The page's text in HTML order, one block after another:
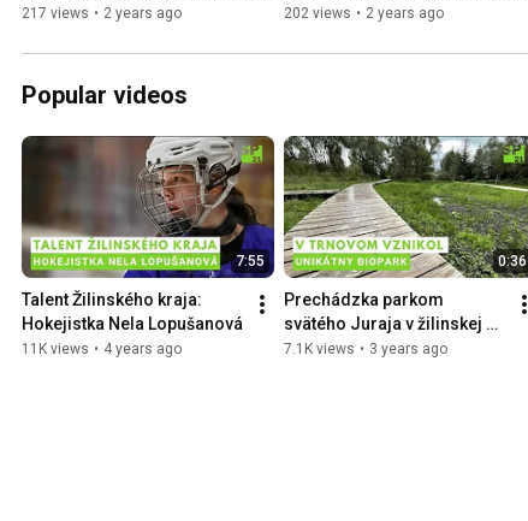
217 views • 2 years ago
202 views • 2 years ago
Popular videos
7:55
Talent Žilinského kraja:
Hokejistka Nela Lopušanová
11K views • 4 years ago
0:36
Prechádzka parkom
svätého Juraja v žilinskej
mestskej časti Trnové
7.1K views • 3 years ago